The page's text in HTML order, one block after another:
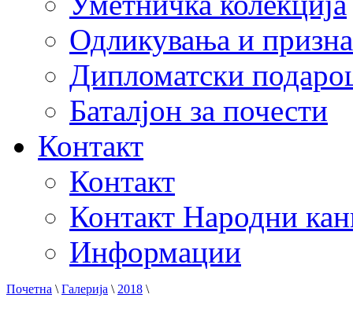
Одликувања и
Дипломатски
Баталјон за почести
Контакт
Контакт
Контакт Народни
Информации
Почетна \Галерија \2018 \